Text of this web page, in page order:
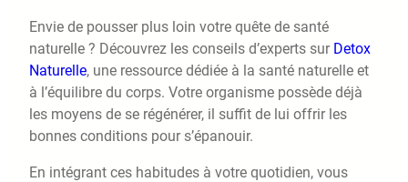
Envie de pousser plus loin votre quête de santé
naturelle ? Découvrez les conseils d’experts sur Detox
Naturelle, une ressource dédiée à la santé naturelle et
à l’équilibre du corps. Votre organisme possède déjà
les moyens de se régénérer, il suffit de lui offrir les
bonnes conditions pour s’épanouir.
En intégrant ces habitudes à votre quotidien, vous